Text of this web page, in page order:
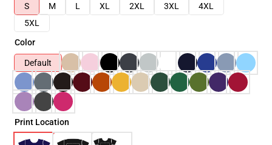
S
M L XL 2XL 3XL
4XL
5XL
Color
Default
Print Location